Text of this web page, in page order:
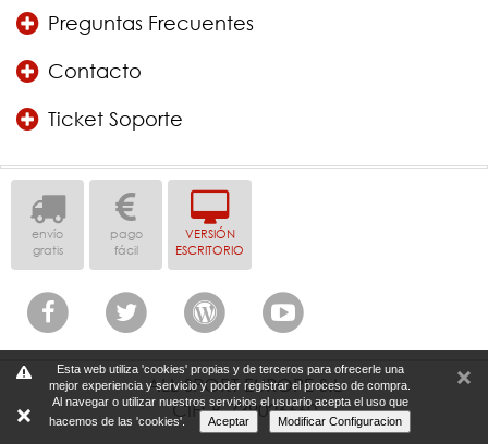
Esta web utiliza 'cookies' propias y de terceros para ofrecerle una
mejor experiencia y servicio y poder registrar el proceso de compra.
Al navegar o utilizar nuestros servicios el usuario acepta el uso que
hacemos de las 'cookies'.
Preguntas Frecuentes
Contacto
Ticket Soporte
envío
gratis
pago
fácil
VERSIÓN
ESCRITORIO
ALL SPORT EUROPE S.L
CIF: B-739026660